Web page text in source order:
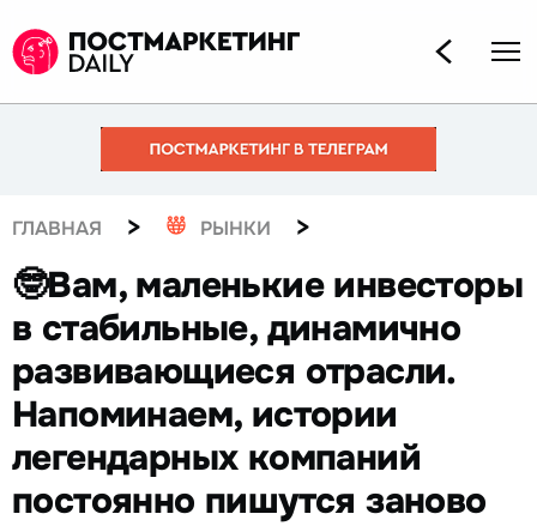
ГЛАВНАЯ > РЫНКИ >
🤓Вам, маленькие инвесторы
в стабильные, динамично
развивающиеся отрасли.
Напоминаем, истории
легендарных компаний
постоянно пишутся заново